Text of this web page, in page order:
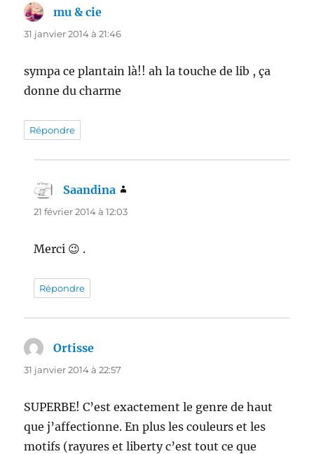
mu & cie
31 janvier 2014 à 21:46
sympa ce plantain là!! ah la touche de lib , ça
donne du charme
Répondre
Saandina
21 février 2014 à 12:03
Merci 😉 .
Répondre
Ortisse
31 janvier 2014 à 22:57
SUPERBE! C’est exactement le genre de haut
que j’affectionne. En plus les couleurs et les
motifs (rayures et liberty c’est tout ce que